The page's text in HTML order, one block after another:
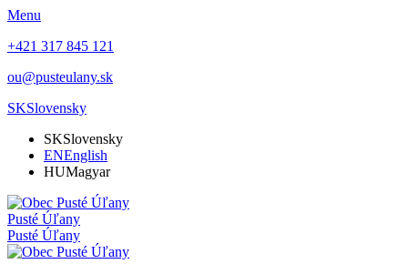
Menu
+421 317 845 121
ou@pusteulany.sk
SKSlovensky
SKSlovensky
ENEnglish
HUMagyar
Pusté Úľany
Pusté Úľany